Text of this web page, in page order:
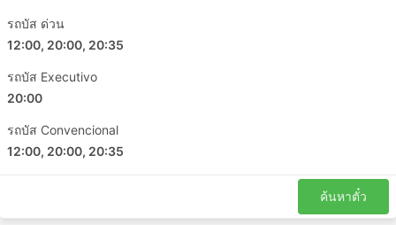
ประเภทของรถโค้ชเสมอ สำหรับการเดินทางระยะสั้นในบาง
ครั้ง การลงทุนเงินเพิ่มและซื้อที่นั่งบนรถบัสวีไอพีก็คุ้มค่า
เดินทางโดยรถบัสธรรมดา
การเดินทางโดยรถประจำทาง: ข้อดีและข้อ
เสีย
รถบัสเป็นทางเลือกที่ดีที่สุดในการเดินทางไปยังจุดหมาย
รถบัส ด่วน
12:00, 20:00, 20:35
รถบัส Executivo
20:00
รถบัส Convencional
12:00, 20:00, 20:35
ค้นหาตั๋ว